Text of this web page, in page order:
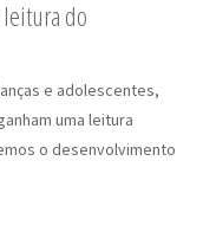
do
e adolescentes,
uma leitura
o desenvolvimento